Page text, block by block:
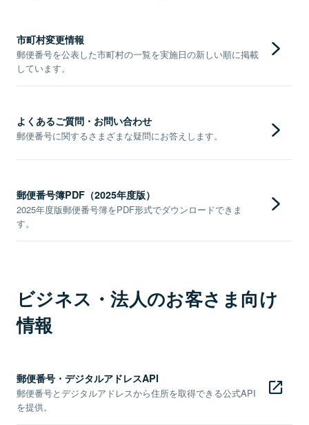
市町村変更情報
郵便番号を公表した市町村の一覧を実施日の新しい順に掲載
しています。
よくあるご質問・お問い合わせ
郵便番号に関するさまざまな疑問にお答えします。
郵便番号簿PDF（2025年度版）
2025年度版郵便番号簿をPDF形式でダウンロードできま
す。
ビジネス・法人のお客さま向け
情報
郵便番号・デジタルアドレスAPI
郵便番号とデジタルアドレスから住所を取得できる公式API
を提供。